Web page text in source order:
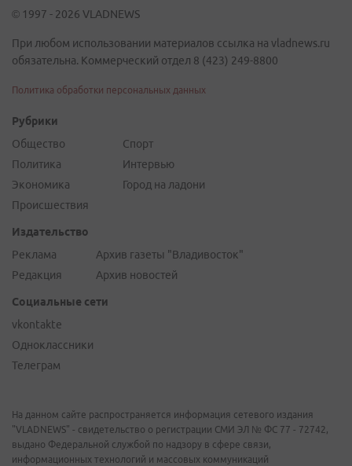
© 1997 - 2026 VLADNEWS
При любом использовании материалов ссылка на vladnews.ru
обязательна. Коммерческий отдел 8 (423) 249-8800
Политика обработки персональных данных
Рубрики
Общество
Политика
Экономика
Происшествия
Спорт
Интервью
Город на ладони
Издательство
Реклама
Редакция
Архив газеты "Владивосток"
Архив новостей
Социальные сети
vkontakte
Одноклассники
Телеграм
На данном сайте распространяется информация сетевого издания
"VLADNEWS" - свидетельство о регистрации СМИ ЭЛ № ФС 77 - 72742,
выдано Федеральной службой по надзору в сфере связи,
информационных технологий и массовых коммуникаций